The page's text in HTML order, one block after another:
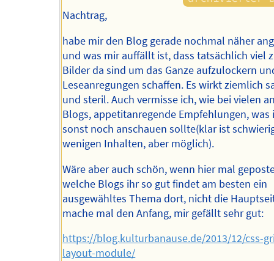
Nachtrag,
habe mir den Blog gerade nochmal näher
und was mir auffällt ist, dass tatsächlich viel
Bilder da sind um das Ganze aufzulockern
Leseanregungen schaffen. Es wirkt ziemlich
und steril. Auch vermisse ich, wie bei vielen
Blogs, appetitanregende Empfehlungen, was
sonst noch anschauen sollte(klar ist
wenigen Inhalten, aber möglich).
Wäre aber auch schön, wenn hier mal
welche Blogs ihr so gut findet am besten ein
ausgewähltes Thema dort, nicht die
mache mal den Anfang, mir gefällt sehr gut:
https://blog.kulturbanause.de/2013/12/css-
layout-module/